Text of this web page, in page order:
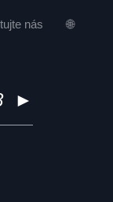
nás 🌐
►